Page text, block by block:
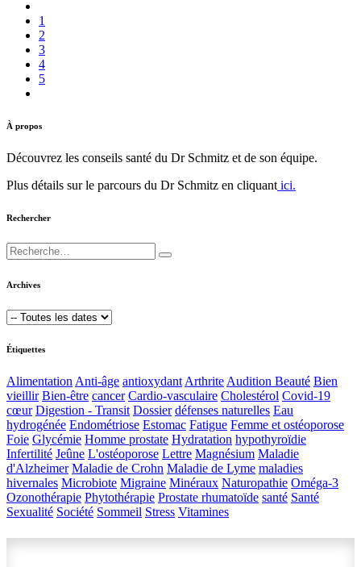
1
2
3
4
5
À propos
Découvrez les conseils santé du Dr Schmitz et de son équipe.
Plus détails sur le parcours du Dr Schmitz en cliquant ici.
Rechercher
Archives
Étiquettes
AlimentationAnti-âge antioxydantArthriteAudition Beauté Bien
vieillir Bien-être cancer Cardio-vasculaire Cholestérol Covid-19
cœur Digestion - Transit Dossier défenses naturelles Eau
hydrogénée Endométriose Estomac Fatigue Femme et ostéoporose
Foie Glycémie Homme prostate Hydratation hypothyroïdie
Infertilité Jeûne L'ostéoporose Lettre Magnésium Maladie
d'Alzheimer Maladie de Crohn Maladie de Lyme maladies
hivernales Microbiote Migraine Minéraux Naturopathie Oméga-3
Ozonothérapie Phytothérapie Prostate rhumatoïde santé Santé
Sexualité Société Sommeil Stress Vitamines